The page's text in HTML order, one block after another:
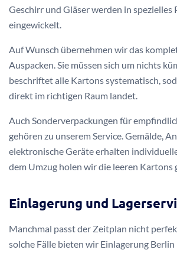
Geschirr und Gläser werden in spezielles
eingewickelt.
Auf Wunsch übernehmen wir das
Auspacken. Sie müssen sich um nichts
beschriftet alle Kartons systematisch,
direkt im richtigen Raum landet.
Auch Sonderverpackungen für
gehören zu unserem Service. Gemälde,
elektronische Geräte erhalten
dem Umzug holen wir die leeren Kartons
Einlagerung und
Manchmal passt der Zeitplan nicht
solche Fälle bieten wir Einlagerung Berlin